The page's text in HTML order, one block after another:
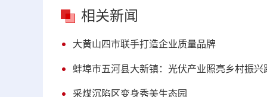
相关新闻
大黄山四市联手打造企业质量品牌
蚌埠市五河县大新镇：光伏产业照亮乡村振兴
采煤沉陷区变身秀美生态园